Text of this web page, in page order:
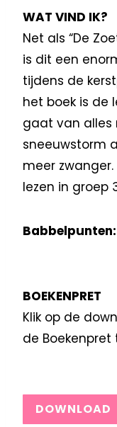
WAT VIND IK?
Net als “De
is dit een
tijdens de
het boek is de
gaat van alles
sneeuwstorm
meer
lezen in groep
Babbelpunten:
BOEKENPRET
Klik op de
de
DOWNLOAD